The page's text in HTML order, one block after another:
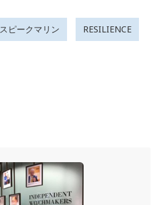
スピークマリン RESILIENCE